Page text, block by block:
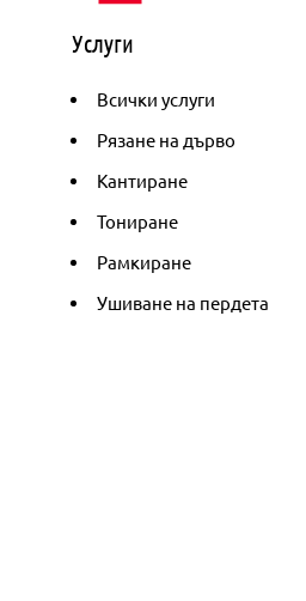
Услуги
Всички услуги
Рязане на дърво
Кантиране
Тониране
Рамкиране
Ушиване на пердета